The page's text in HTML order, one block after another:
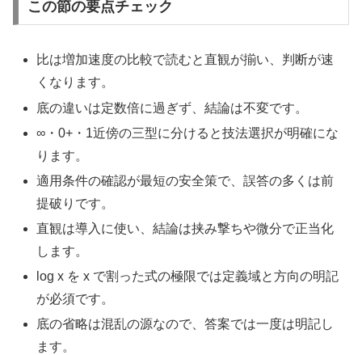
この節の要点チェック
比は増加速度の比較で読むと直観が揃い、判断が速
くなります。
底の違いは定数倍に過ぎず、結論は不変です。
∞・0+・1近傍の三型に分けると技法選択が明確にな
ります。
適用条件の確認が最短の安全策で、誤答の多くは前
提破りです。
直観は導入に使い、結論は挟み撃ちや微分で正当化
します。
log x を x で割った式の極限では定義域と方向の明記
が必須です。
底の省略は混乱の源なので、答案では一度は明記し
ます。